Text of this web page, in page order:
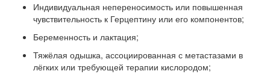
Индивидуальная непереносимость или повышенная
чувствительность к Герцептину или его компонентов;
Беременность и лактация;
Тяжёлая одышка, ассоциированная с метастазами в
лёгких или требующей терапии кислородом;